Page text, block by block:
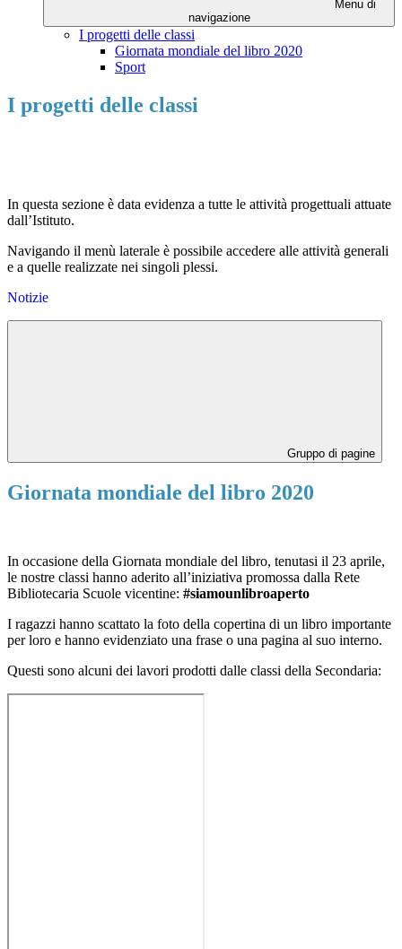
Menu di
navigazione
I progetti delle classi
Giornata mondiale del libro 2020
Sport
I progetti delle classi
In questa sezione è data evidenza a tutte le attività progettuali attuate
dall’Istituto.
Navigando il menù laterale è possibile accedere alle attività generali
e a quelle realizzate nei singoli plessi.
Notizie
Gruppo di pagine
Giornata mondiale del libro 2020
In occasione della Giornata mondiale del libro, tenutasi il 23 aprile,
le nostre classi hanno aderito all’iniziativa promossa dalla Rete
Bibliotecaria Scuole vicentine: #siamounlibroaperto
I ragazzi hanno scattato la foto della copertina di un libro importante
per loro e hanno evidenziato una frase o una pagina al suo interno.
Questi sono alcuni dei lavori prodotti dalle classi della Secondaria: